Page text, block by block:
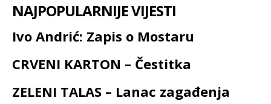
NAJPOPULARNIJE VIJESTI
Ivo Andrić: Zapis o Mostaru
CRVENI KARTON – Čestitka
ZELENI TALAS – Lanac zagađenja